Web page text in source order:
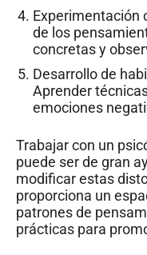
Experimentación
de los
concretas y
Desarrollo de
Aprender
emociones
Trabajar con un
puede ser de gran
modificar estas
proporciona un
patrones de
prácticas para